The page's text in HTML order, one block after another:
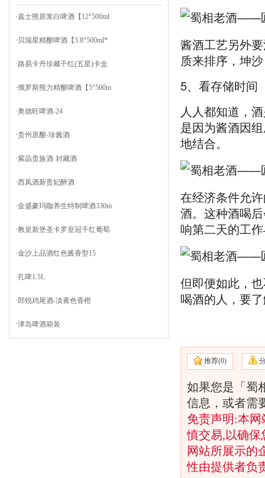
·嘉士熊原浆白啤酒【12°500ml
· 贝瑞星精酿啤酒【3.8°500ml*
·路易卡丹珍藏干红(五星)卡盒
·俄罗斯熊力精酿啤酒【5°500m
·奥德旺啤酒-24
·贵州原酿-珍酱酒
·紫晶贵族酒·封藏酒
·西凤酒新贵妃醉酒
·金盛豪玛咖养生特制啤酒330m
·教皇新堡圣卡罗皇冠干红葡萄
·金沙上品酒红色酱香型15
·扎啤1.5L
·郎锐鸡尾酒-淡黄色香橙
·津岛啤酒箱装
酱酒工艺另外
质来排序，坤
5、看存储时间
人人都知道，
是因为酱酒因
地结合。
在经济条件允
酒。这种酒喝
响第二天的工
但即便如此，
喝酒的人，要
推荐(0)
如果您是「蜀
信息，或者需
免责声明:本
慎交易,以确
网站所展示的
性由提供者负